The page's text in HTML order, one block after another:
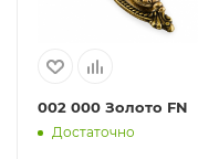
002 000 Золото FN
Достаточно